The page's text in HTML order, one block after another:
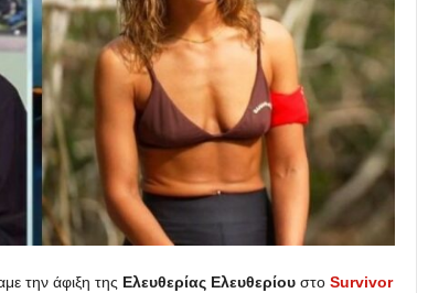
την άφιξη της Ελευθερίας Ελευθερίουστο Survivor